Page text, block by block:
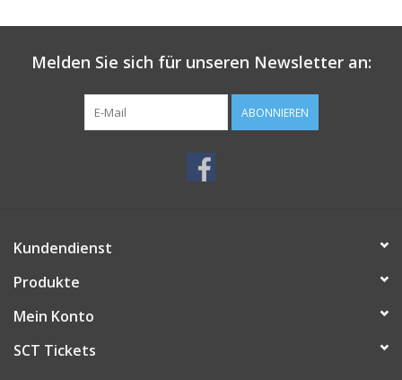
Melden Sie sich für unseren Newsletter an:
ABONNIEREN
Kundendienst
Produkte
Mein Konto
SCT Tickets